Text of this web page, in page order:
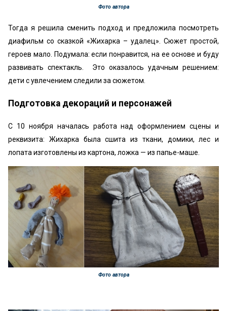
Фото автора
Тогда я решила сменить подход и предложила посмотреть
диафильм со сказкой «Жихарка – удалец». Сюжет простой,
героев мало. Подумала: если понравится, на ее основе и буду
развивать спектакль. Это оказалось удачным решением:
дети с увлечением следили за сюжетом.
Подготовка декораций и персонажей
С 10 ноября началась работа над оформлением сцены и
реквизита: Жихарка была сшита из ткани, домики, лес и
лопата изготовлены из картона, ложка — из папье-маше.
Фото автора